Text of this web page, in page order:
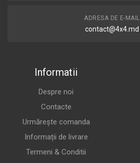
ADRESA DE E-MAIL
contact@4x4.md
Informatii
Despre noi
Contacte
Urmărește comanda
Informații de livrare
Termeni & Conditii